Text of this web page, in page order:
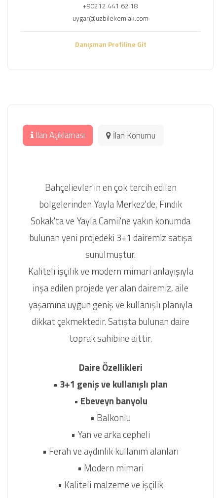
+90212 441 62 18
uygar@uzbilekemlak.com
Danışman Profiline Git
İlan Açıklaması İlan Konumu
Bahçelievler'in en çok tercih edilen
bölgelerinden Yayla Merkez'de, Fındık
Sokak'ta ve Yayla Camii'ne yakın konumda
bulunan yeni projedeki 3+1 dairemiz satışa
sunulmuştur.
Kaliteli işçilik ve modern mimari anlayışıyla
inşa edilen projede yer alan dairemiz, aile
yaşamına uygun geniş ve kullanışlı planıyla
dikkat çekmektedir. Satışta bulunan daire
toprak sahibine aittir.
Daire Özellikleri
• 3+1 geniş ve kullanışlı plan
• Ebeveyn banyolu
• Balkonlu
• Yan ve arka cepheli
• Ferah ve aydınlık kullanım alanları
• Modern mimari
• Kaliteli malzeme ve işçilik